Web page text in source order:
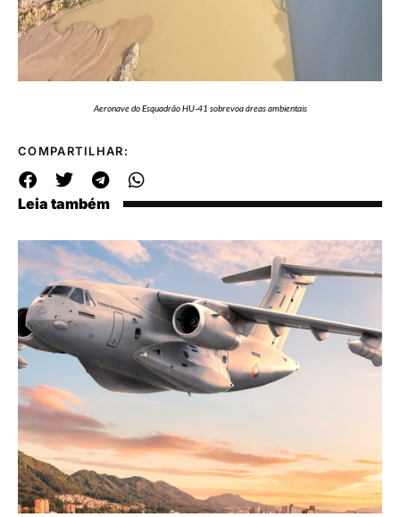
Aeronave do Esquadrão HU-41 sobrevoa áreas ambientais
COMPARTILHAR:
Leia também